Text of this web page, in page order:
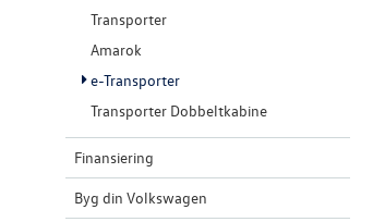
Transporter
Amarok
e-Transporter
Transporter Dobbeltkabine
Finansiering
Byg din Volkswagen